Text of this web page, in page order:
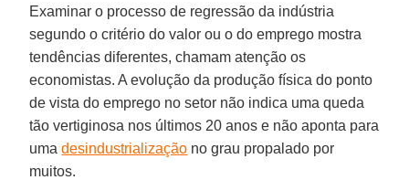
Examinar o processo de regressão da indústria
segundo o critério do valor ou o do emprego mostra
tendências diferentes, chamam atenção os
economistas. A evolução da produção física do ponto
de vista do emprego no setor não indica uma queda
tão vertiginosa nos últimos 20 anos e não aponta para
umadesindustrialização no grau propalado por
muitos.